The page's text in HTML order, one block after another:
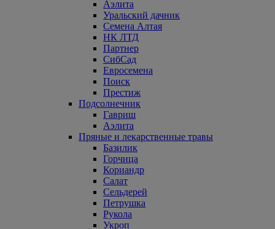
Аэлита
Уральский дачник
Семена Алтая
НК ЛТД
Партнер
СибСад
Евросемена
Поиск
Престиж
Подсолнечник
Гавриш
Аэлита
Пряные и лекарственные травы
Базилик
Горчица
Кориандр
Салат
Сельдерей
Петрушка
Рукола
Укроп